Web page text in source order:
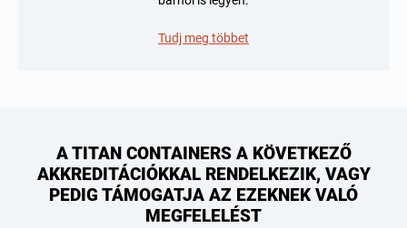
Tudj meg többet
A TITAN CONTAINERS A KÖVETKEZŐ
AKKREDITÁCIÓKKAL RENDELKEZIK, VAGY
PEDIG TÁMOGATJA AZ EZEKNEK VALÓ
MEGFELELÉST